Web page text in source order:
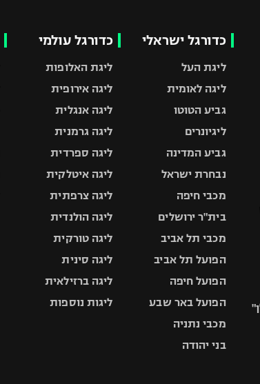
כדורגל ישראלי
ליגת העל
ליגה לאומית
גביע הטוטו
ליגיונרים
גביע המדינה
נבחרת ישראל
מכבי חיפה
בית"ר ירושלים
מכבי תל אביב
הפועל תל אביב
הפועל חיפה
הפועל באר שבע
מכבי נתניה
בני יהודה
כדורגל עולמי
ליגת האלופות
ליגה אירופית
ליגה אנגלית
ליגה גרמנית
ליגה ספרדית
ליגה איטלקית
ליגה צרפתית
ליגה הולנדית
ליגה טורקית
ליגה סינית
ליגה ברזילאית
ליגות נוספות